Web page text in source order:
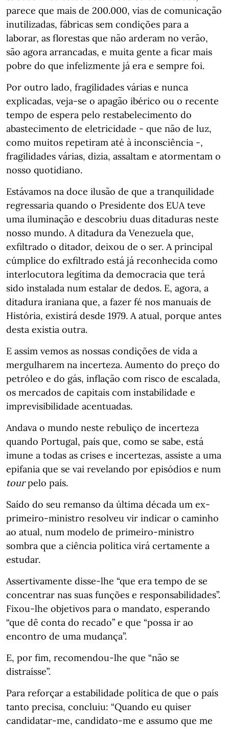
parece que mais de 200.000, vias de comunicação
inutilizadas, fábricas sem condições para a
laborar, as florestas que não arderam no verão,
são agora arrancadas, e muita gente a ficar mais
pobre do que infelizmente já era e sempre foi.
Por outro lado, fragilidades várias e nunca
explicadas, veja-se o apagão ibérico ou o recente
tempo de espera pelo restabelecimento do
abastecimento de eletricidade - que não de luz,
como muitos repetiram até à inconsciência -,
fragilidades várias, dizia, assaltam e atormentam o
nosso quotidiano.
Estávamos na doce ilusão de que a tranquilidade
regressaria quando o Presidente dos EUA teve
uma iluminação e descobriu duas ditaduras neste
nosso mundo. A ditadura da Venezuela que,
exfiltrado o ditador, deixou de o ser. A principal
cúmplice do exfiltrado está já reconhecida como
interlocutora legítima da democracia que terá
sido instalada num estalar de dedos. E, agora, a
ditadura iraniana que, a fazer fé nos manuais de
História, existirá desde 1979. A atual, porque antes
desta existia outra.
E assim vemos as nossas condições de vida a
mergulharem na incerteza. Aumento do preço do
petróleo e do gás, inflação com risco de escalada,
os mercados de capitais com instabilidade e
imprevisibilidade acentuadas.
Andava o mundo neste rebuliço de incerteza
quando Portugal, país que, como se sabe, está
imune a todas as crises e incertezas, assiste a uma
epifania que se vai revelando por episódios e num
tourpelo país.
Saído do seu remanso da última década um ex-
primeiro-ministro resolveu vir indicar o caminho
ao atual, num modelo de primeiro-ministro
sombra que a ciência politica virá certamente a
estudar.
Assertivamente disse-lhe “que era tempo de se
concentrar nas suas funções e responsabilidades”.
Fixou-lhe objetivos para o mandato, esperando
“que dê conta do recado” e que “possa ir ao
encontro de uma mudança”.
E, por fim, recomendou-lhe que “não se
distraísse”.
Para reforçar a estabilidade política de que o país
tanto precisa, concluiu: “Quando eu quiser
candidatar-me, candidato-me e assumo que me